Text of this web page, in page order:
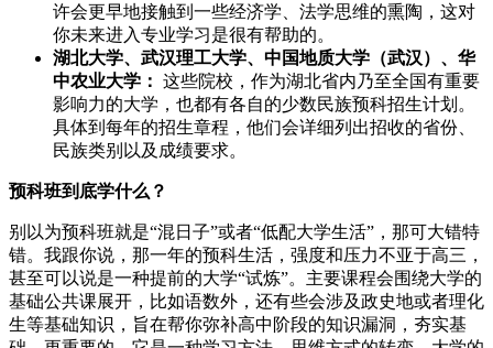
许会更早地接触到一些经济学、法学思维的熏陶，这对
你未来进入专业学习是很有帮助的。
湖北大学、武汉理工大学、中国地质大学（武汉）、华
中农业大学： 这些院校，作为湖北省内乃至全国有重要
影响力的大学，也都有各自的少数民族预科招生计划。
具体到每年的招生章程，他们会详细列出招收的省份、
民族类别以及成绩要求。
预科班到底学什么？
别以为预科班就是“混日子”或者“低配大学生活”，那可大错特
错。我跟你说，那一年的预科生活，强度和压力不亚于高三，
甚至可以说是一种提前的大学“试炼”。主要课程会围绕大学的
基础公共课展开，比如语数外，还有些会涉及政史地或者理化
生等基础知识，旨在帮你弥补高中阶段的知识漏洞，夯实基